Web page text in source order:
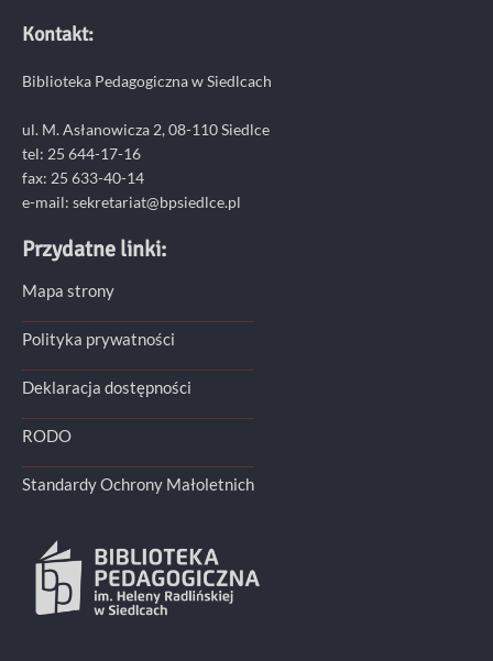
Kontakt:
Biblioteka Pedagogiczna w Siedlcach
ul. M. Asłanowicza 2, 08-110 Siedlce
tel: 25 644-17-16
fax: 25 633-40-14
e-mail: sekretariat@bpsiedlce.pl
Przydatne linki:
Mapa strony
Polityka prywatności
Deklaracja dostępności
RODO
Standardy Ochrony Małoletnich